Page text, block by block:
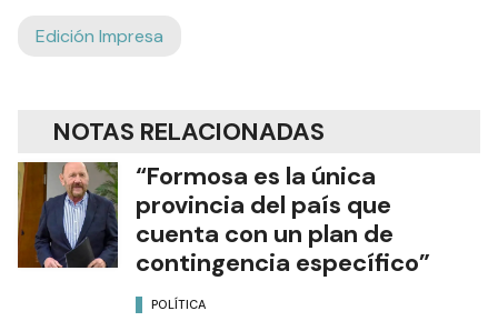
Edición Impresa
NOTAS RELACIONADAS
“Formosa es la única
provincia del país que
cuenta con un plan de
contingencia específico”
POLÍTICA